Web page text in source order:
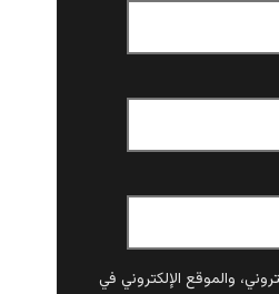
والموقع الإلكتروني في